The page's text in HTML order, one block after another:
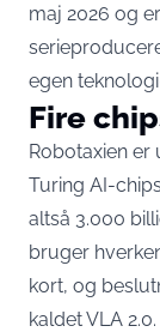
maj 2026 og
egen
Fire
Robotaxien er
Turing AI-
altså 3.000
bruger
kort, og
kaldet VLA 2.0.